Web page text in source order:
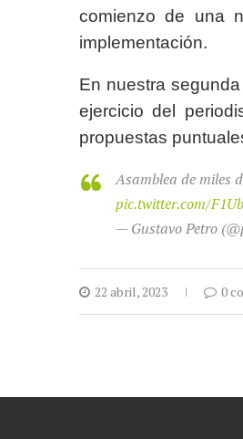
comienzo de una
implementación.
En nuestra
ejercicio del
propuestas
Asamblea de miles
pic.twitter.com/
— Gustavo Petro
22 abril, 2023 0